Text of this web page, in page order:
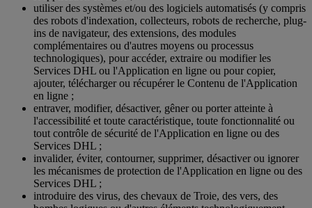
utiliser des systèmes et/ou des logiciels automatisés (y compris
des robots d'indexation, collecteurs, robots de recherche, plug-
ins de navigateur, des extensions, des modules
complémentaires ou d'autres moyens ou processus
technologiques), pour accéder, extraire ou modifier les
Services DHL ou l'Application en ligne ou pour copier,
ajouter, télécharger ou récupérer le Contenu de l'Application
en ligne ;
entraver, modifier, désactiver, gêner ou porter atteinte à
l'accessibilité et toute caractéristique, toute fonctionnalité ou
tout contrôle de sécurité de l'Application en ligne ou des
Services DHL ;
invalider, éviter, contourner, supprimer, désactiver ou ignorer
les mécanismes de protection de l'Application en ligne ou des
Services DHL ;
introduire des virus, des chevaux de Troie, des vers, des